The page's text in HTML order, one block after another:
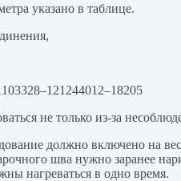
указано в таблице.
не только из-за
должно включено на
шва нужно заранее
нагреваться в одно время.